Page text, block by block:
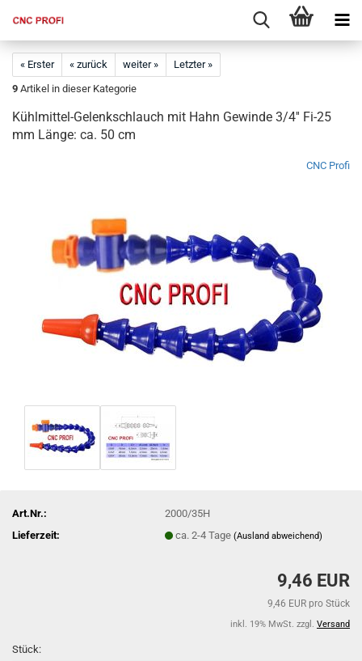
« Erster « zurück weiter »
Letzter »
9 Artikel in dieser Kategorie
Kühlmittel-Gelenkschlauch mit Hahn Gewinde 3/4'' Fi-25
mm Länge: ca. 50 cm
CNC Profi
Art.Nr.:
2000/35H
Lieferzeit:
ca. 2-4 Tage(Ausland abweichend)
9,46 EUR
9,46 EUR pro Stück
inkl. 19% MwSt. zzgl. Versand
Stück: